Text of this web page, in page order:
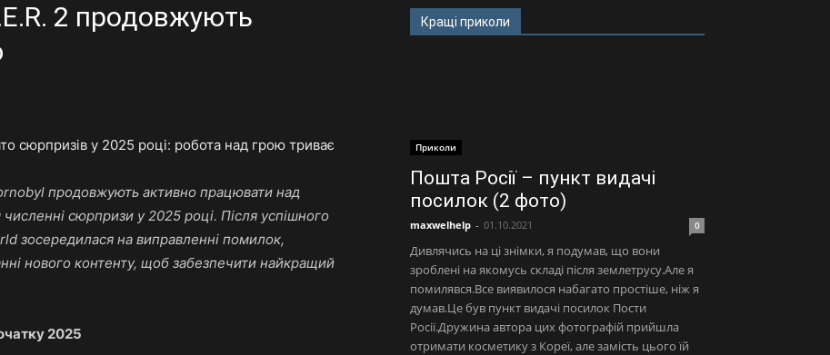
2 продовжують
продовжують активно працювати над
сюрпризи у 2025 році. Після успішного
зосередилася на виправленні помилок,
нового контенту, щоб забезпечити найкращий
2025
Кращі приколи
Приколи
Пошта Росії – пункт видачі
посилок (2 фото)
maxwelhelp - 01.10.2021 0
Дивлячись на ці знімки, я подумав, що вони
зроблені на якомусь складі після землетрусу.Але я
помилявся.Все виявилося набагато простіше, ніж я
думав.Це був пункт видачі посилок Пости
Росії.Дружина автора цих фотографій прийшла
отримати косметику з Кореї, але замість цього їй